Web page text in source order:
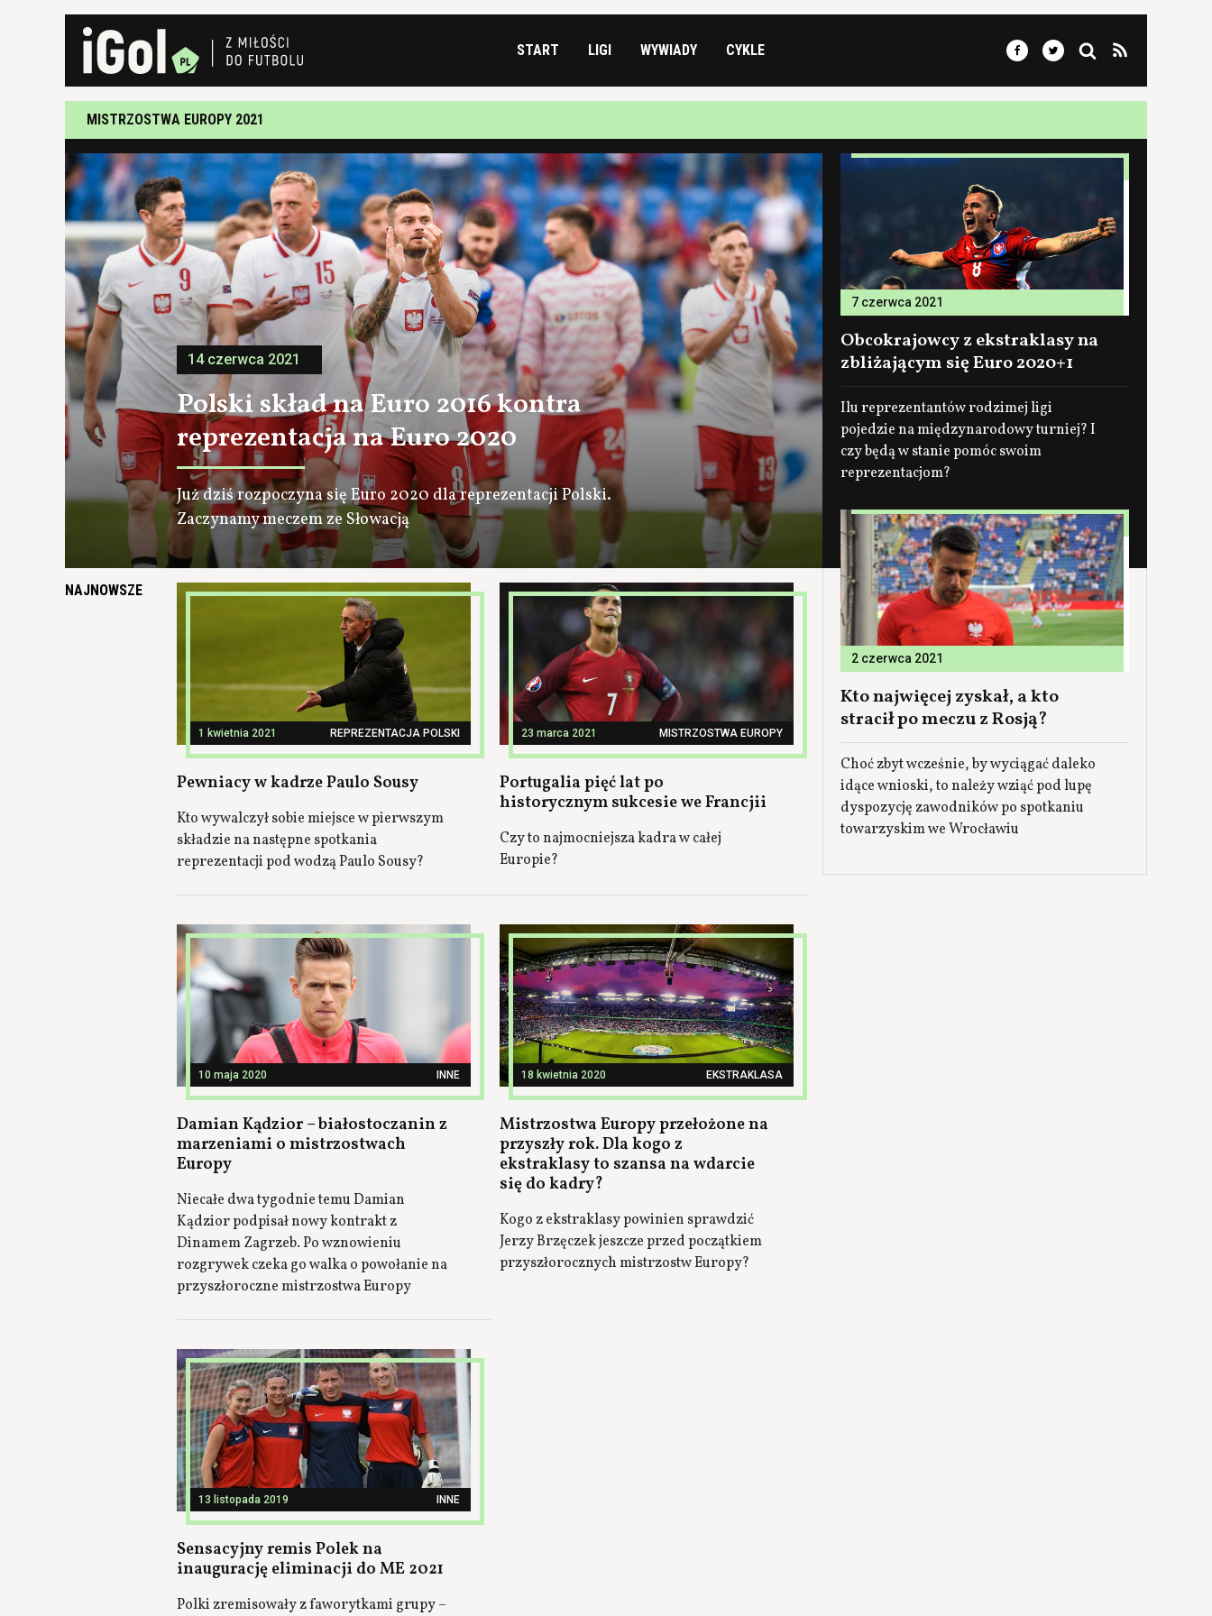
START LIGI WYWIADY CYKLE
MISTRZOSTWA EUROPY 2021
14 czerwca 2021
Polski skład na Euro 2016 kontra
reprezentacja na Euro 2020
Już dziś rozpoczyna się Euro 2020 dla reprezentacji Polski.
Zaczynamy meczem ze Słowacją
7 czerwca 2021
Obcokrajowcy z ekstraklasy na
zbliżającym się Euro 2020+1
Ilu reprezentantów rodzimej ligi
pojedzie na międzynarodowy turniej? I
czy będą w stanie pomóc swoim
reprezentacjom?
2 czerwca 2021
Kto najwięcej zyskał, a kto
stracił po meczu z Rosją?
Choć zbyt wcześnie, by wyciągać daleko
idące wnioski, to należy wziąć pod lupę
dyspozycję zawodników po spotkaniu
towarzyskim we Wrocławiu
NAJNOWSZE
1 kwietnia 2021 REPREZENTACJA POLSKI
Pewniacy w kadrze Paulo Sousy
Kto wywalczył sobie miejsce w pierwszym
składzie na następne spotkania
reprezentacji pod wodzą Paulo Sousy?
23 marca 2021 MISTRZOSTWA EUROPY
Portugalia pięć lat po
historycznym sukcesie we Francjii
Czy to najmocniejsza kadra w całej
Europie?
10 maja 2020 INNE
Damian Kądzior – białostoczanin z
marzeniami o mistrzostwach
Europy
Niecałe dwa tygodnie temu Damian
Kądzior podpisał nowy kontrakt z
Dinamem Zagrzeb. Po wznowieniu
rozgrywek czeka go walka o powołanie na
przyszłoroczne mistrzostwa Europy
18 kwietnia 2020 EKSTRAKLASA
Mistrzostwa Europy przełożone na
przyszły rok. Dla kogo z
ekstraklasy to szansa na wdarcie
się do kadry?
Kogo z ekstraklasy powinien sprawdzić
Jerzy Brzęczek jeszcze przed początkiem
przyszłorocznych mistrzostw Europy?
13 listopada 2019 INNE
Sensacyjny remis Polek na
inaugurację eliminacji do ME 2021
Polki zremisowały z faworytkami grupy –